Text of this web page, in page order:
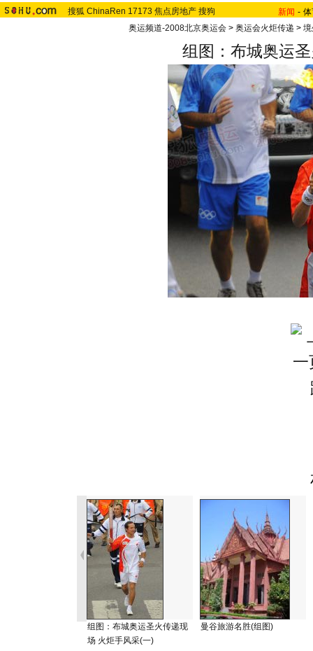
搜狐 ChinaRen 17173 焦点房地产 搜狗 新闻 -
奥运频道-2008北京奥运会> 奥运会火炬传递 > 境
组图：布城奥运
组图：布城奥运圣火传递现
场 火炬手风采(一)
曼谷旅游名胜(组图)